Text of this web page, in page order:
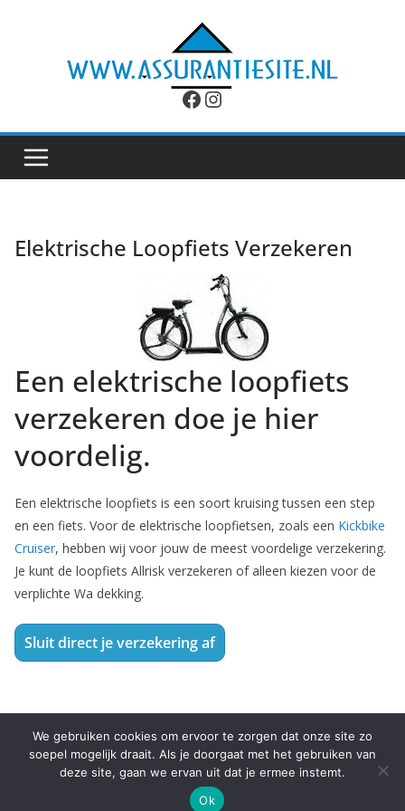
Facebook
Instagram
Elektrische Loopfiets Verzekeren
Een elektrische loopfiets
verzekeren doe je hier
voordelig.
Een elektrische loopfiets is een soort kruising tussen een step
en een fiets. Voor de elektrische loopfietsen, zoals een Kickbike
Cruiser, hebben wij voor jouw de meest voordelige verzekering.
Je kunt de loopfiets Allrisk verzekeren of alleen kiezen voor de
verplichte Wa dekking.
Sluit direct je verzekering af
We gebruiken cookies om ervoor te zorgen dat onze site zo
soepel mogelijk draait. Als je doorgaat met het gebruiken van
deze site, gaan we ervan uit dat je ermee instemt.
Ok